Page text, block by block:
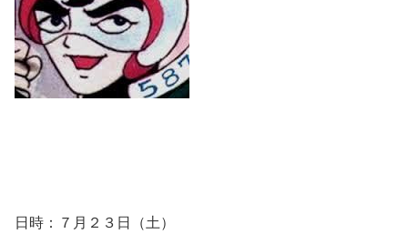
日時：７月２３日（土）